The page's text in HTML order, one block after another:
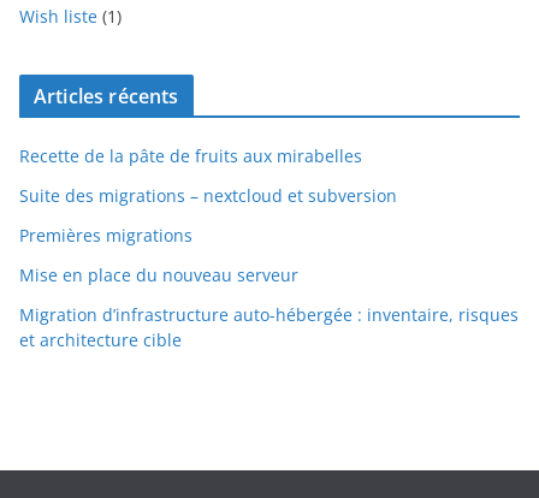
Wish liste (1)
Articles récents
Recette de la pâte de fruits aux mirabelles
Suite des migrations – nextcloud et subversion
Premières migrations
Mise en place du nouveau serveur
Migration d’infrastructure auto-hébergée : inventaire, risques
et architecture cible